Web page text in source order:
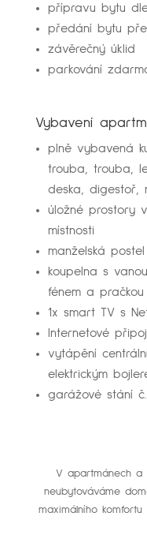
přípravu bytu
předání bytu
závěrečný úklid
parkování
Vybavení
plně vybavená
trouba, trouba,
deska, digestoř,
úložné prostory
místnosti
manželská
koupelna s
fénem a pračkou
1x smart TV s
Internetové
vytápění
elektrickým
garážové stání
V apartmánech a
neubytováváme
maximálního